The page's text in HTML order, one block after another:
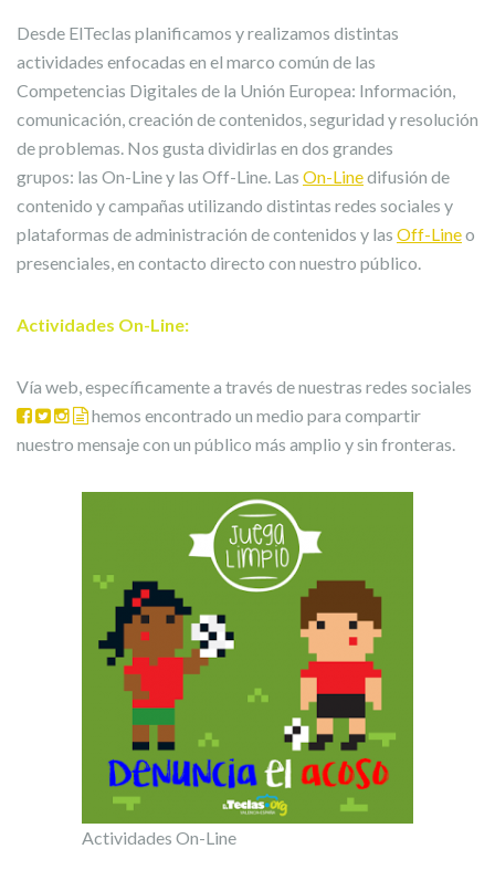
Desde ElTeclas planificamos y realizamos distintas
actividades enfocadas en el marco común de las
Competencias Digitales de la Unión Europea: Información,
comunicación, creación de contenidos, seguridad y resolución
de problemas. Nos gusta dividirlas en dos grandes
grupos: las On-Line y las Off-Line. Las On-Linedifusión de
contenido y campañas utilizando distintas redes sociales y
plataformas de administración de contenidos y las Off-Lineo
presenciales, en contacto directo con nuestro público.
Actividades On-Line:
Vía web, específicamente a través de nuestras redes sociales
hemos encontrado un medio para compartir
nuestro mensaje con un público más amplio y sin fronteras.
Actividades On-Line